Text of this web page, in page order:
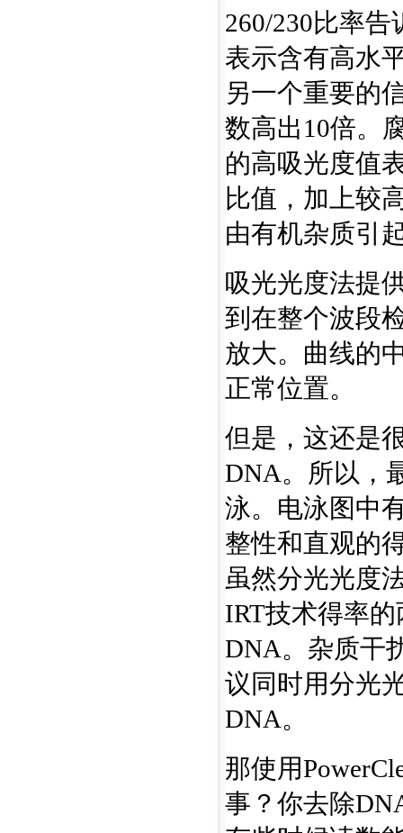
260/230比率
表示含有高水
另一个重要的
数高出10倍。
的高吸光度值
比值，加上较
由有机杂质引
吸光光度法提
到在整个波段
放大。曲线的
正常位置。
但是，这还是
DNA。所以，
泳。电泳图中
整性和直观的
虽然分光光度
IRT技术得率
DNA。杂质干
议同时用分光
DNA。
那使用
事？你去除